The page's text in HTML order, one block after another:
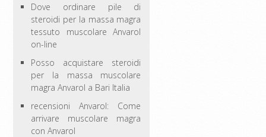
Dove ordinare pile di
steroidi per la massa magra
tessuto muscolare Anvarol
on-line
Posso acquistare steroidi
per la massa muscolare
magra Anvarol a Bari Italia
recensioni Anvarol: Come
arrivare muscolare magra
con Anvarol